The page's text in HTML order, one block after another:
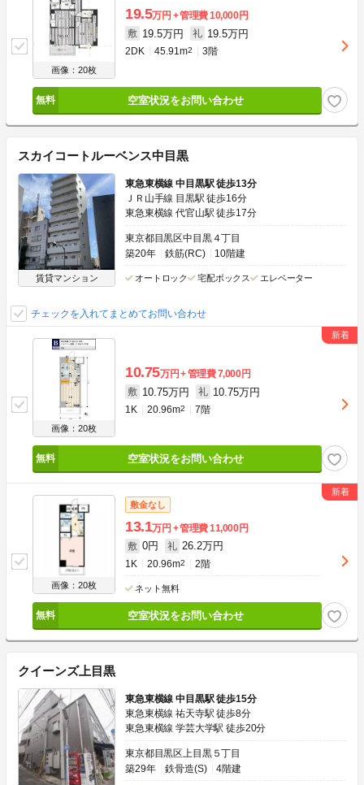
画像：20枚
19.5万円 管理費10,000円
敷 19.5万円 礼 19.5万円
2DK 45.91m2 3階
空室状況をお問い合わせ
スカイコートルーベンス中目黒
賃貸マンション
東急東横線 中目黒駅 徒歩13分
ＪＲ山手線 目黒駅 徒歩16分
東急東横線 代官山駅 徒歩17分
東京都目黒区中目黒４丁目
築20年
鉄筋(RC) 10階建
オートロック 宅配ボックス エレベーター
チェックを入れてまとめてお問い合わせ
画像：20枚
10.75万円 管理費7,000円
敷 10.75万円 礼 10.75万円
1K 20.96m2 7階
空室状況をお問い合わせ
画像：20枚
敷金なし
13.1万円 管理費11,000円
敷 0円 礼 26.2万円
1K 20.96m2 2階
ネット無料
空室状況をお問い合わせ
クイーンズ上目黒
東急東横線 中目黒駅 徒歩15分
東急東横線 祐天寺駅 徒歩8分
東急東横線 学芸大学駅 徒歩20分
東京都目黒区上目黒５丁目
築29年
鉄骨造(S) 4階建